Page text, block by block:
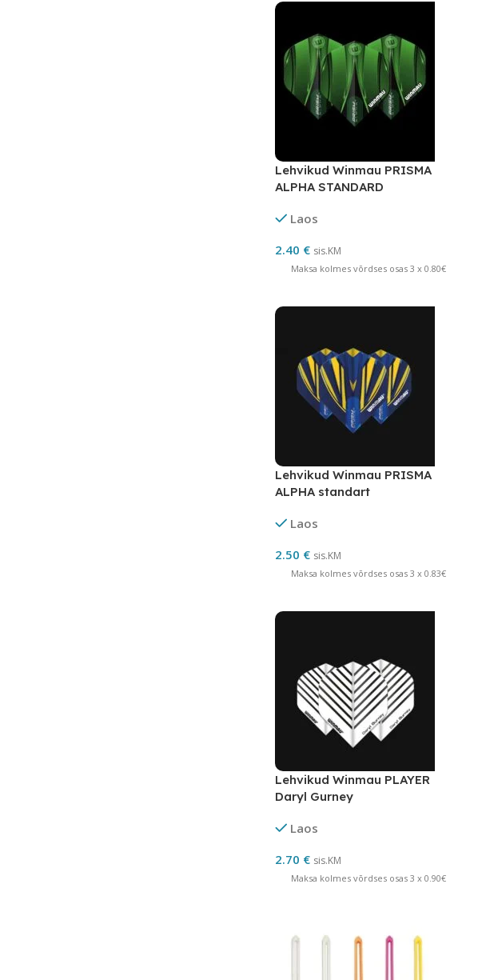
Lehvikud Winmau PRISMA
ALPHA STANDARD
Laos
2.40 € sis.KM
Maksa kolmes võrdses osas 3 x 0.80€
Lehvikud Winmau PRISMA
ALPHA standart
Laos
2.50 € sis.KM
Maksa kolmes võrdses osas 3 x 0.83€
Lehvikud Winmau PLAYER
Daryl Gurney
Laos
2.70 € sis.KM
Maksa kolmes võrdses osas 3 x 0.90€